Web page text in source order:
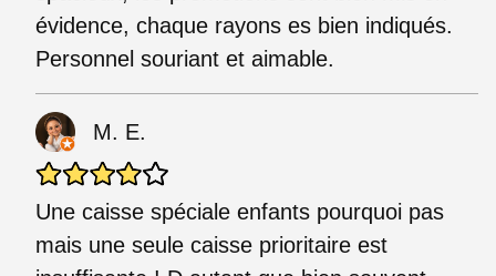
évidence, chaque rayons es bien indiqués.
Personnel souriant et aimable.
M. E.
Une caisse spéciale enfants pourquoi pas
mais une seule caisse prioritaire est